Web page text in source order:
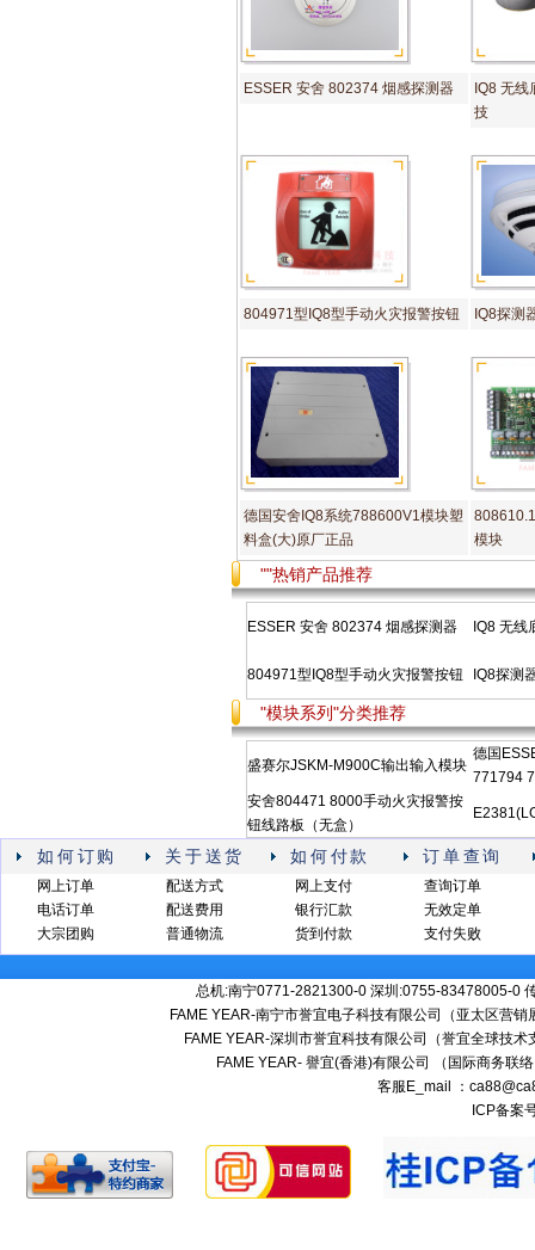
ESSER 安舍 802374 烟感探测器
IQ8 无
技
804971型IQ8型手动火灾报警按钮 IQ8探测
德国安舍IQ8系统788600V1模块塑
料盒(大)原厂正品
模块
""热销产品推荐
ESSER 安舍 802374 烟感探测器 IQ8 无线
804971型IQ8型手动火灾报警按钮 IQ8探测
"模块系列"分类推荐
盛赛尔JSKM-M900C输出输入模块
德国
771794
安舍804471 8000手动火灾报警按
钮线路板（无盒）
如何订购 关于送货 如何付款 订单查询
网上订单
电话订单
大宗团购
配送方式
配送费用
普通物流
网上支付
银行汇款
货到付款
查询订单
无效定单
支付失败
总机:南宁0771-2821300-0 深圳:0755-83478005-
FAME YEAR-南宁市誉宜电子科技有限公司（亚太区营
FAME YEAR-深圳市誉宜科技有限公司（誉宜全球技
FAME YEAR- 譽宜(香港)有限公司 （国际商务联
客服E_mail ：
ICP备案